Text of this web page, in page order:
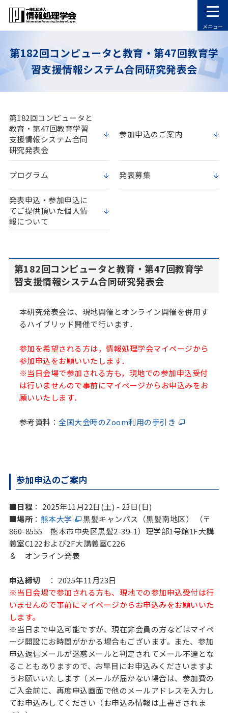
メニュー
第182回コンピュータと教育・第47回教育学
習支援情報システム合同研究発表会
第182回コンピュータと
教育・第47回教育学習
支援情報システム合同
研究発表会
参加申込のご案内
プログラム 発表募集
発表申込・参加申込に
てご提供頂いた個人情
報について
第182回コンピュータと教育・第47回教育学
習支援情報システム合同研究発表会
本研究発表会は、現地開催とオンライン開催を併用す
るハイブリッド開催で行います．
参加を希望される方は，情報処理学会マイページから
参加申込をお願いいたします．
※当日会場で参加される方も，現地での参加申込受付
は行いませんので事前にマイページからお申込みをお
願いいたします．
参考資料：全国大会時のZoom利用の手引き
参加申込のご案内
■日程 ： 2025年11月22日(土) - 23日(日)
■場所： 熊本大学
黒髪キャンパス（黒髪南地区） （〒
860-8555 熊本市中央区黒髪2-39-1）理学部1号館1F大講
義室C122および2F大講義室C226
＆ オンライン発表
申込締切 ： 2025年11月23日
※当日会場で参加される方も、現地での参加申込受付は行
いませんので事前にマイページからお申込みをお願いいた
します。
※当日まで申込可能ですが、現在非会員の方などはマイペ
ージ開設にお時間がかかる場合もございます。また、参加
申込返信メールが迷惑メールと判定されてメール不達とな
ることもありますので、お早目にお申込みくださいますよ
うお願いいたします（メールが届かない場合は、参加費の
ご入金前に、再度申込画面で他のメールアドレスを入力し
てお申込みしてください（お申込み情報は上書きされま